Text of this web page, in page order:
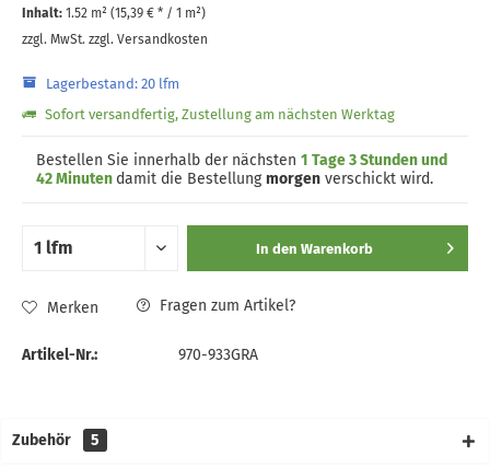
Inhalt: 1.52 m² (15,39 € * / 1 m²)
zzgl. MwSt. zzgl. Versandkosten
Lagerbestand: 20 lfm
Sofort versandfertig, Zustellung am nächsten Werktag
Bestellen Sie innerhalb der nächsten 1 Tage 3 Stunden und
42 Minuten damit die Bestellungmorgen verschickt wird.
In den Warenkorb
Merken Fragen zum Artikel?
Artikel-Nr.: 970-933GRA
Zubehör 5